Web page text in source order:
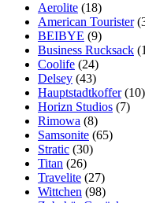
Aerolite (18)
American Tourister
BEIBYE (9)
Business Rucksack
Coolife (24)
Delsey (43)
Hauptstadtkoffer (10)
Horizn Studios (7)
Rimowa (8)
Samsonite (65)
Stratic (30)
Titan (26)
Travelite (27)
Wittchen (98)